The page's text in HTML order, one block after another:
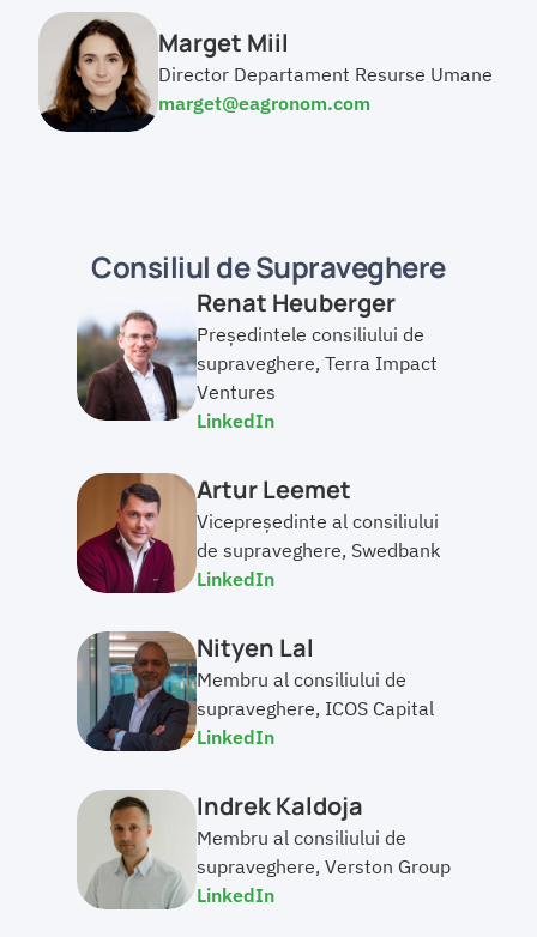
Marget Miil
Director Departament Resurse Umane
marget@eagronom.com
Consiliul de Supraveghere
Renat Heuberger
Președintele consiliului de
supraveghere, Terra Impact
Ventures
LinkedIn
Artur Leemet
Vicepreședinte al consiliului
de supraveghere, Swedbank
LinkedIn
Nityen Lal
Membru al consiliului de
supraveghere, ICOS Capital
LinkedIn
Indrek Kaldoja
Membru al consiliului de
supraveghere, Verston Group
LinkedIn